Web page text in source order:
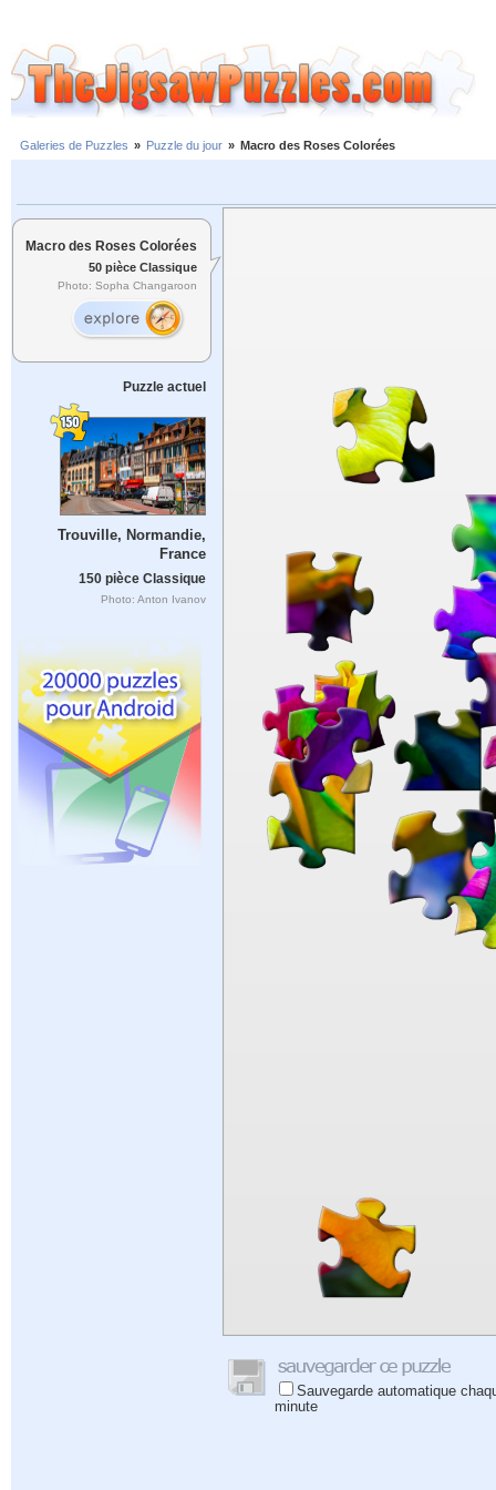
Galeries de Puzzles » Puzzle du jour » Macro des Roses Colorées
Macro des Roses Colorées
50 pièce Classique
Photo: Sopha Changaroon
Puzzle actuel
Trouville, Normandie,
France
150 pièce Classique
Photo: Anton Ivanov
Sauvegarde automatique
minute